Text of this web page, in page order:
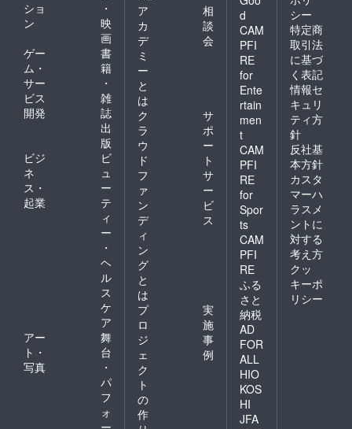
ショ
ン
・
映
画
ゲー
ム・
サー
ビス
開発
書
籍
・
雑
誌
出
版
ビジ
ネ
ス・
起業
ビ
ュ
ー
テ
ィ
ー
・
ヘ
ル
ス
ケ
ア
アー
ト・
写真
舞
台
・
パ
フ
ォ
ア
カ
デ
ミ
ー
と
は
相
談
会
ク
ラ
ウ
ド
フ
ァ
ン
デ
ィ
ン
グ
と
は
サ
ポ
ー
ト
サ
ー
ビ
ス
プ
ロ
ジ
ェ
ク
ト
の
作
実
施
事
例
d
CAM
PFI
RE
for
Ente
rtain
men
t
CAM
PFI
RE
for
Spor
ts
CAM
PFI
RE
ふる
さと
納税
AD
FOR
ALL
HIO
KOS
HI
JFA
シー
特定商
取引法
に基づ
く表記
情報セ
キュリ
ティ方
針
反社基
本方針
カスタ
マーハ
ラスメ
ントに
対する
考え方
クッ
キーポ
リシー